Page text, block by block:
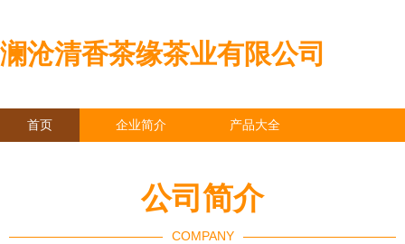
澜沧清香茶缘茶业有限公司
首页 企业简介 产品大全
公司简介
COMPANY